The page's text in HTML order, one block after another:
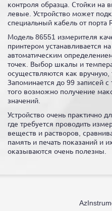
контроля образца. Стойки
левые. Устройство может
специальный кабель от порта
Модель 86551 измерителя
принтером устанавливается
автоматическим
точек. Выбор шкалы и
осуществляются как вручную,
Запоминается до 99 записей
того возможно получение
значений.
Устройство очень практично
где требуется проводить
веществ и растворов,
память и печать показаний и
оказываются очень полезны.